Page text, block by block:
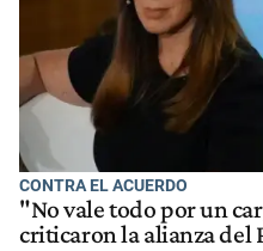
CONTRA EL ACUERDO
"No vale todo por un
criticaron la alianza del